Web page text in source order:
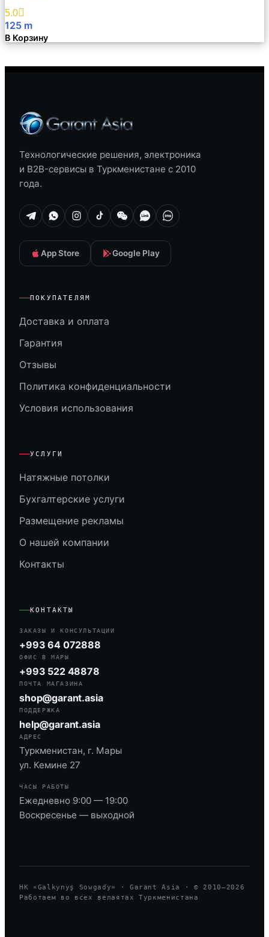
5.0
125 m
В Корзину
Технологические решения, электроника
и B2B-сервисы в Туркменистане с 2010
года.
App Store Google Play
ПОКУПАТЕЛЯМ
Доставка и оплата
Гарантия
Отзывы
Политика конфиденциальности
Условия использования
УСЛУГИ
Натяжные потолки
Бухгалтерские услуги
Размещение рекламы
О нашей компании
Контакты
КОНТАКТЫ
ЗАКАЗЫ И КОНСУЛЬТАЦИИ
+993 64 072888
ОФИС В МАРЫ
+993 522 48878
ПОЧТА МАГАЗИНА
shop@garant.asia
ПОДДЕРЖКА
help@garant.asia
АДРЕС
Туркменистан, г. Мары
ул. Кемине 27
ЧАСЫ РАБОТЫ
Ежедневно 9:00 — 19:00
Воскресенье — выходной
HK «Galkynyş Sowgady» · Garant Asia · © 2010—2026
Работаем во всех велаятах Туркменистана